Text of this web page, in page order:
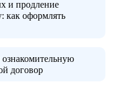
и продление
как оформлять
ознакомительную
договор